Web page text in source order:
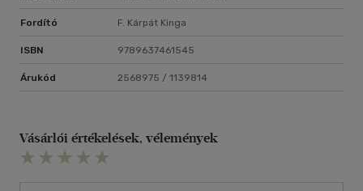
Fordító F. Kárpát Kinga
ISBN 9789637461545
Árukód 2568975 / 1139814
Vásárlói értékelések, vélemények